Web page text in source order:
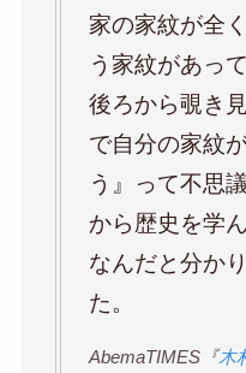
家の家紋が全
う家紋があっ
後ろから覗き
で自分の家紋
う』って不思
から歴史を学
なんだと分か
た。
AbemaTIMES『木